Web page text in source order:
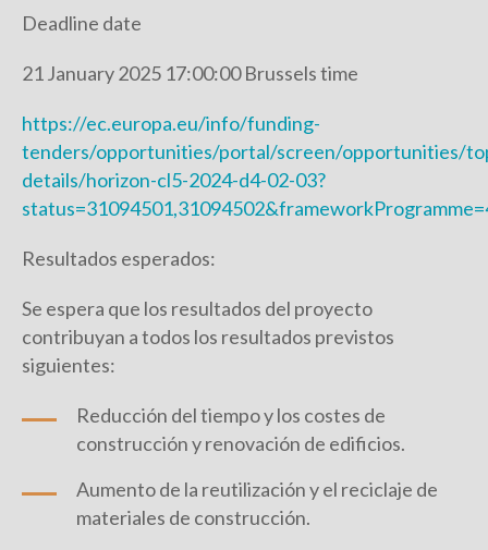
Deadline date
21 January 2025 17:00:00 Brussels time
https://ec.europa.eu/info/funding-
tenders/opportunities/portal/screen/opportunities/
details/horizon-cl5-2024-d4-02-03?
Resultados esperados:
Se espera que los resultados del proyecto
contribuyan a todos los resultados previstos
siguientes:
Reducción del tiempo y los costes de
construcción y renovación de edificios.
Aumento de la reutilización y el reciclaje de
materiales de construcción.